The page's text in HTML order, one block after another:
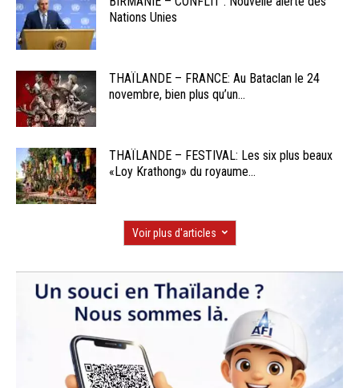
Nations Unies
THAÏLANDE – FRANCE: Au Bataclan le 24
novembre, bien plus qu’un...
THAÏLANDE – FESTIVAL: Les six plus beaux
«Loy Krathong» du royaume...
Voir plus d'articles